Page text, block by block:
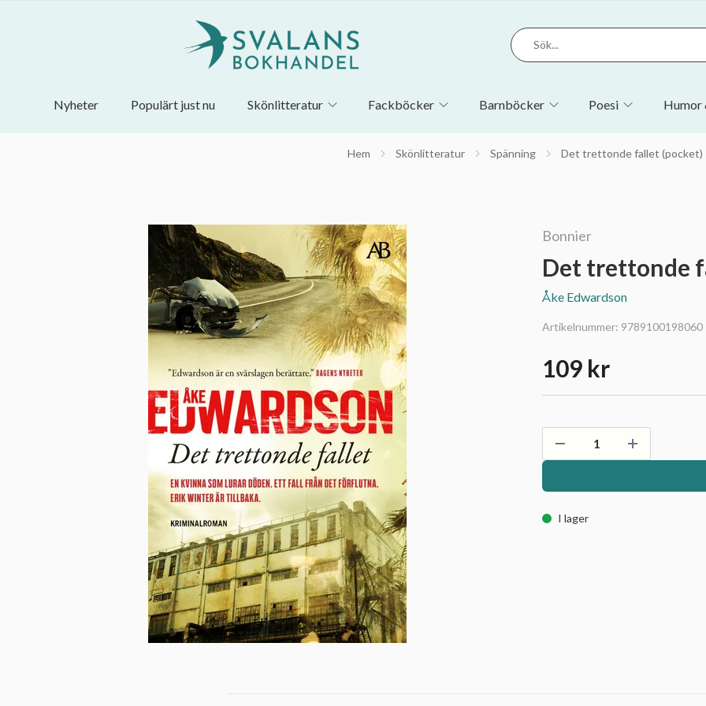
Nyheter Populärt just nu Skönlitteratur Fackböcker Barnböcker Poesi Humor
Hem Skönlitteratur Spänning Det trettonde fallet (pocket)
Bonnier
Det trettonde
Åke Edwardson
Artikelnummer: 9789100198060
109 kr
I lager